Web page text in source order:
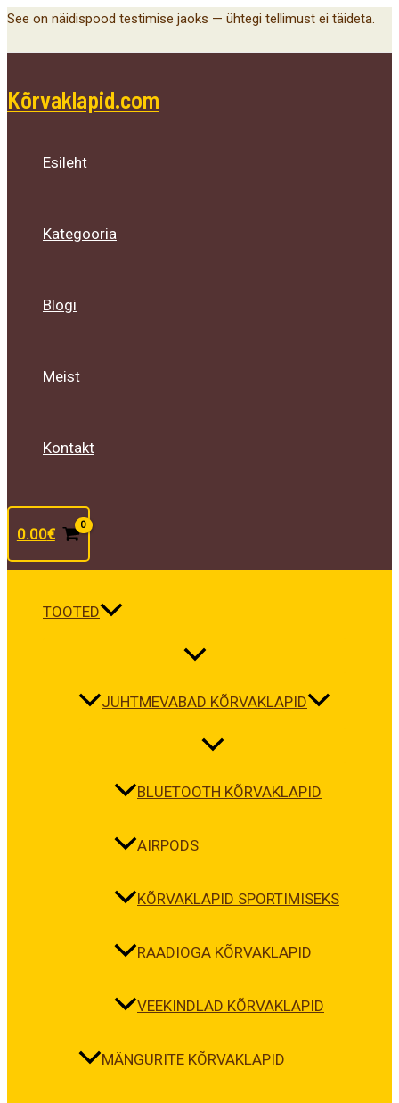
Skip
See on näidispood testimise jaoks — ühtegi tellimust ei täideta.
Kõrvaklapid.com
Esileht
Kategooria
Blogi
Meist
Kontakt
0.00€
TOOTED
Menu
Toggle
JUHTMEVABAD KÕRVAKLAPID
Menu
Toggle
BLUETOOTH KÕRVAKLAPID
AIRPODS
KÕRVAKLAPID SPORTIMISEKS
RAADIOGA KÕRVAKLAPID
VEEKINDLAD KÕRVAKLAPID
MÄNGURITE KÕRVAKLAPID
Menu
Toggle
Main
Menu